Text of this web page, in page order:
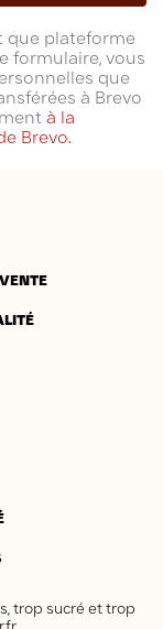
que plateforme
formulaire, vous
que
à Brevo
à la
Brevo.
trop sucré et trop